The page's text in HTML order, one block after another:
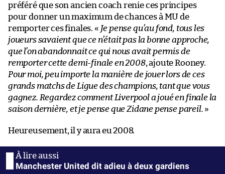
préféré que son ancien coach renie ces principes
pour donner un maximum de chances à MU de
remporter ces finales. « Je pense qu’au fond, tous les
joueurs savaient que ce n’était pas la bonne approche,
que l’on abandonnait ce qui nous avait permis de
remporter cette demi-finale en 2008, ajoute Rooney.
Pour moi, peu importe la manière de jouer lors de ces
grands matchs de Ligue des champions, tant que vous
gagnez. Regardez comment Liverpool a joué en finale la
saison dernière, et je pense que Zidane pense pareil. »
Heureusement, il y aura eu 2008.
Manchester United dit adieu à deux gardiens